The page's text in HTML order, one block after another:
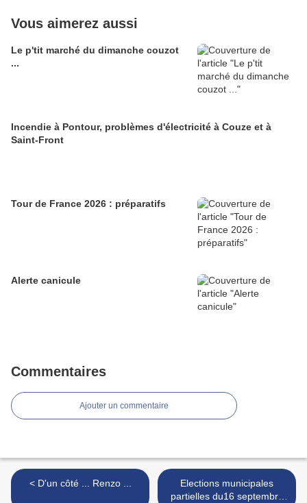
Vous aimerez aussi
Le p'tit marché du dimanche couzot
...
Incendie à Pontour, problèmes d'électricité à Couze et à
Saint-Front
Tour de France 2026 : préparatifs
Alerte canicule
Commentaires
Ajouter un commentaire
< D'un côté ... Renzo ...
Elections municipales
partielles du16 septembre